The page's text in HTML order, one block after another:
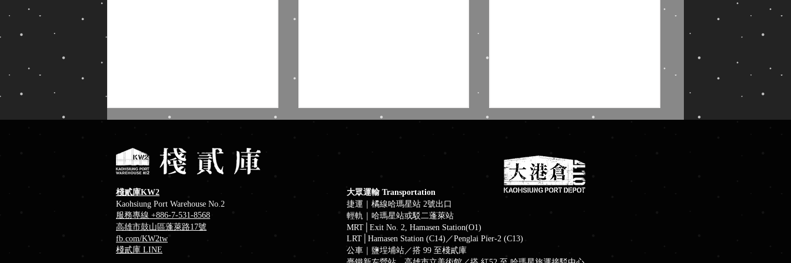
消暑冰品推薦！棧貳庫冰菓室
藍色狂想╳棧貳庫南風 Blues
周六港濱音樂夜
主題館
棧貳庫KW2
Kaohsiung Port Warehouse No.2
服務專線 +886-7-531-8568
高雄市鼓山區蓬萊路17號
fb .com/KW2tw
​棧貳庫 LINE
大眾運輸 Transportation
捷運｜橘線哈瑪星站 2號出口
輕軌｜哈瑪星站或駁二蓬萊站
MRT│Exit No. 2, Hamasen Station(O1)
LRT│Hamasen Station (C14)／Penglai Pier-2 (C13)
公車｜鹽埕埔站／搭 99 至棧貳庫